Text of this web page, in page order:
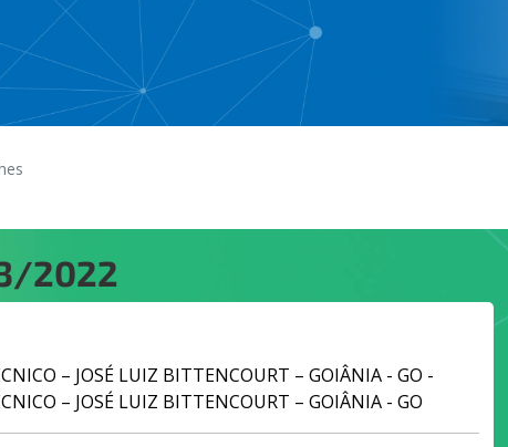
2022
– JOSÉ LUIZ BITTENCOURT – GOIÂNIA - GO -
– JOSÉ LUIZ BITTENCOURT – GOIÂNIA - GO